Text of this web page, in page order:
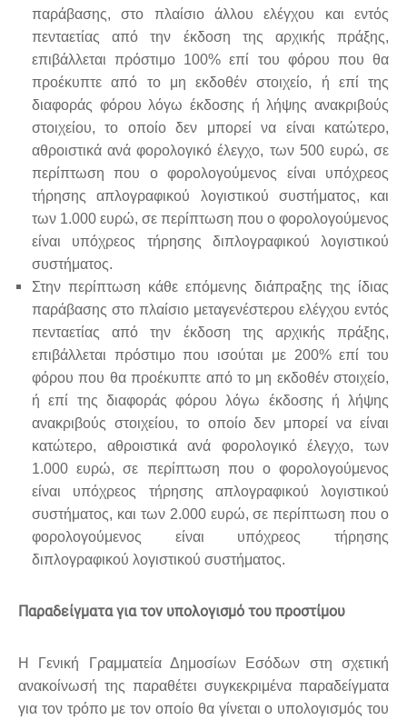
παράβασης, στο πλαίσιο άλλου ελέγχου και εντός
πενταετίας από την έκδοση της αρχικής πράξης,
επιβάλλεται πρόστιμο 100% επί του φόρου που θα
προέκυπτε από το μη εκδοθέν στοιχείο, ή επί της
διαφοράς φόρου λόγω έκδοσης ή λήψης ανακριβούς
στοιχείου, το οποίο δεν μπορεί να είναι κατώτερο,
αθροιστικά ανά φορολογικό έλεγχο, των 500 ευρώ, σε
περίπτωση που ο φορολογούμενος είναι υπόχρεος
τήρησης απλογραφικού λογιστικού συστήματος, και
των 1.000 ευρώ, σε περίπτωση που ο φορολογούμενος
είναι υπόχρεος τήρησης διπλογραφικού λογιστικού
συστήματος.
Στην περίπτωση κάθε επόμενης διάπραξης της ίδιας
παράβασης στο πλαίσιο μεταγενέστερου ελέγχου εντός
πενταετίας από την έκδοση της αρχικής πράξης,
επιβάλλεται πρόστιμο που ισούται με 200% επί του
φόρου που θα προέκυπτε από το μη εκδοθέν στοιχείο,
ή επί της διαφοράς φόρου λόγω έκδοσης ή λήψης
ανακριβούς στοιχείου, το οποίο δεν μπορεί να είναι
κατώτερο, αθροιστικά ανά φορολογικό έλεγχο, των
1.000 ευρώ, σε περίπτωση που ο φορολογούμενος
είναι υπόχρεος τήρησης απλογραφικού λογιστικού
συστήματος, και των 2.000 ευρώ, σε περίπτωση που ο
φορολογούμενος είναι υπόχρεος τήρησης
διπλογραφικού λογιστικού συστήματος.
Παραδείγματα για τον υπολογισμό του προστίμου
Η Γενική Γραμματεία Δημοσίων Εσόδων στη σχετική
ανακοίνωσή της παραθέτει συγκεκριμένα παραδείγματα
για τον τρόπο με τον οποίο θα γίνεται ο υπολογισμός του